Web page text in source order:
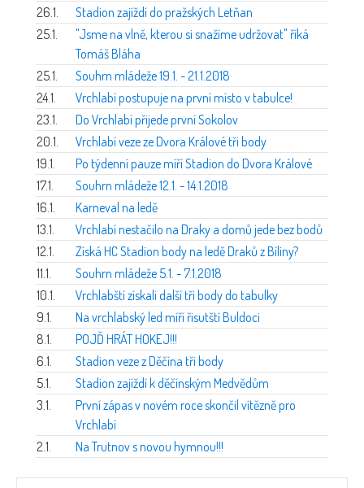
26.1.
Stadion zajíždí do pražských Letňan
25.1.
"Jsme na vlně, kterou si snažíme udržovat" říká
Tomáš Bláha
25.1.
Souhrn mládeže 19.1. - 21.1.2018
24.1.
Vrchlabí postupuje na první místo v tabulce!
23.1.
Do Vrchlabí přijede první Sokolov
20.1.
Vrchlabí veze ze Dvora Králové tři body
19.1.
Po týdenní pauze míří Stadion do Dvora Králové
17.1.
Souhrn mládeže 12.1. - 14.1.2018
16.1.
Karneval na ledě
13.1.
Vrchlabí nestačilo na Draky a domů jede bez bodů
12.1.
Získá HC Stadion body na ledě Draků z Bíliny?
11.1.
Souhrn mládeže 5.1. - 7.1.2018
10.1.
Vrchlabští získali další tři body do tabulky
9.1.
Na vrchlabský led míří řisutští Buldoci
8.1.
POJĎ HRÁT HOKEJ!!!
6.1.
Stadion veze z Děčína tři body
5.1.
Stadion zajíždí k děčínským Medvědům
3.1.
První zápas v novém roce skončil vítězně pro
Vrchlabí
2.1.
Na Trutnov s novou hymnou!!!